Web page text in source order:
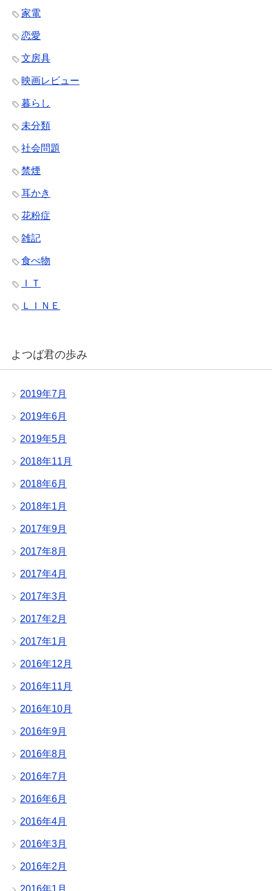
家電
恋愛
文房具
映画レビュー
暮らし
未分類
社会問題
禁煙
耳かき
花粉症
雑記
食べ物
ＩＴ
ＬＩＮＥ
よつば君の歩み
2019年7月
2019年6月
2019年5月
2018年11月
2018年6月
2018年1月
2017年9月
2017年8月
2017年4月
2017年3月
2017年2月
2017年1月
2016年12月
2016年11月
2016年10月
2016年9月
2016年8月
2016年7月
2016年6月
2016年4月
2016年3月
2016年2月
2016年1月